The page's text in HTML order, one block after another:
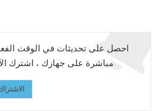
احصل على تحديثات في الوقت
مباشرة على جهازك ، اشترك